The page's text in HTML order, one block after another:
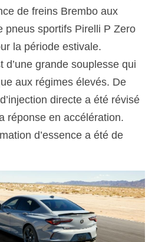
de freins Brembo aux
pneus sportifs Pirelli P Zero
la période estivale.
d’une grande souplesse qui
aux régimes élevés. De
directe a été révisé
réponse en accélération.
d’essence a été de